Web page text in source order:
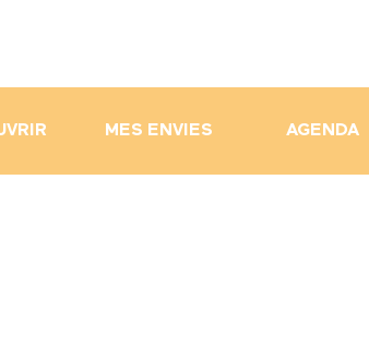
MES ENVIES AGENDA